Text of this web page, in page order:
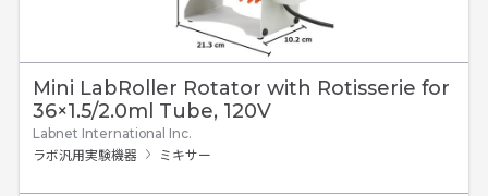
Mini LabRoller Rotator with Rotisserie for
36×1.5/2.0ml Tube, 120V
Labnet International Inc.
ラボ汎用実験機器
ミキサー